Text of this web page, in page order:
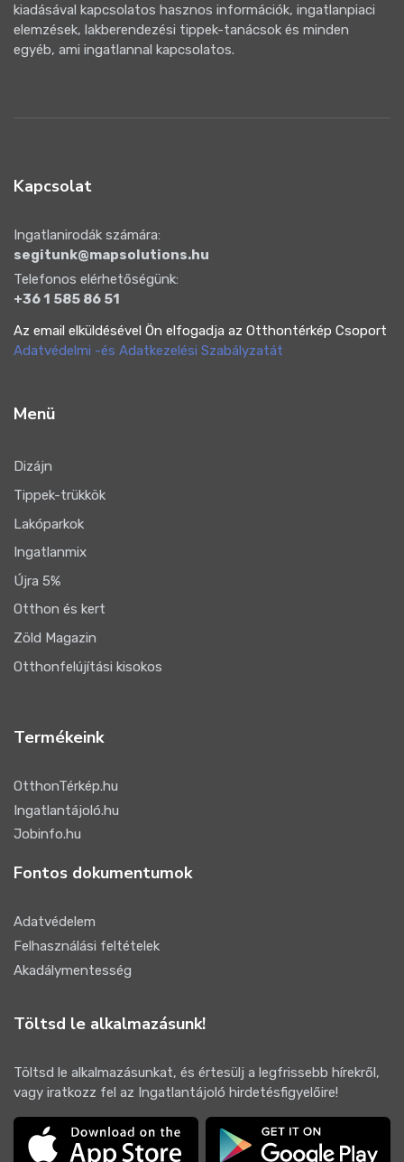
kiadásával kapcsolatos hasznos információk, ingatlanpiaci
elemzések, lakberendezési tippek-tanácsok és minden
egyéb, ami ingatlannal kapcsolatos.
Kapcsolat
Ingatlanirodák számára:
segitunk@mapsolutions.hu
Telefonos elérhetőségünk:
+36 1 585 86 51
Az email elküldésével Ön elfogadja az Otthontérkép Csoport
Adatvédelmi -és Adatkezelési Szabályzatát
Menü
Dizájn
Tippek-trükkök
Lakóparkok
Ingatlanmix
Újra 5%
Otthon és kert
Zöld Magazin
Otthonfelújítási kisokos
Termékeink
OtthonTérkép.hu
Ingatlantájoló.hu
Jobinfo.hu
Fontos dokumentumok
Adatvédelem
Felhasználási feltételek
Akadálymentesség
Töltsd le alkalmazásunk!
Töltsd le alkalmazásunkat, és értesülj a legfrissebb hírekről,
vagy iratkozz fel az Ingatlantájoló hirdetésfigyelőire!